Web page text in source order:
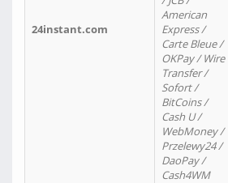
24instant.com
American
Express /
Carte Bleue /
OKPay / Wire
Transfer /
Sofort /
BitCoins /
Cash U /
WebMoney /
Przelewy24 /
DaoPay /
Cash4WM